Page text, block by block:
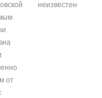
от
неизвестен